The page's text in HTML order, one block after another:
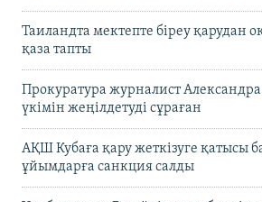
Таиландта мектепте біреу қарудан
қаза тапты
Прокуратура журналист
үкімін жеңілдетуді сұраған
АҚШ Кубаға қару жеткізуге қатысы
ұйымдарға санкция салды